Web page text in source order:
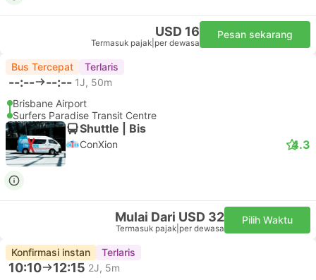
USD 16
Termasuk pajak per dewasa
Pesan sekarang
Bus Tercepat Terlaris
--:-- --:-- 1J, 50m
Brisbane Airport
Surfers Paradise Transit Centre
Shuttle | Bis
ConXion 4.3
Mulai Dari USD 32
Termasuk pajak per dewasa
Pilih Waktu
Konfirmasi instan Terlaris
10:10 12:15 2J, 5m